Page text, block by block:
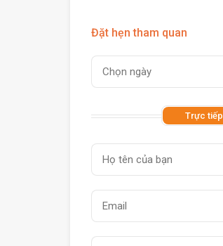
Đặt hẹn tham quan
Trực tiếp